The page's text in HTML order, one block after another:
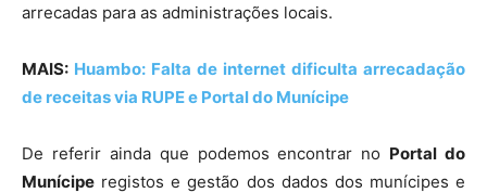
arrecadas para as administrações locais.
MAIS: Huambo: Falta de internet dificulta arrecadação
de receitas via RUPE e Portal do Munícipe
De referir ainda que podemos encontrar no Portal do
Munícipe registos e gestão dos dados dos munícipes e